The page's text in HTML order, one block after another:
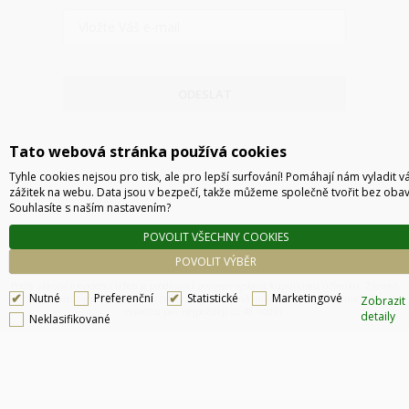
SPEKTROFOTOMETRY - KLÍČOVÝ
NÁSTROJ PRO PŘESNÉ MĚŘENÍ BAREV
15.7.2024
Pokud vás slovo spektrofotometr straší, zde se
můžete dozvědět, co to je a jaké vlastnosti vás mohou
zajímat.
CyberSoft s.r.o.
je povinen zaevidovat přijatou tržbu u správce daně online, v případě technického
Tato webová stránka používá cookies
Tyhle cookies nejsou pro tisk, ale pro lepší surfování! Pomáhají nám vyladit
zážitek na webu. Data jsou v bezpečí, takže můžeme společně tvořit bez
Souhlasíte s naším nastavením?
POVOLIT VÝBĚR
POVOLIT VŠECHNY COOKIES
Nutné Preferenční Statistické
Marketingové
Neklasifikované
Zobrazit
detaily